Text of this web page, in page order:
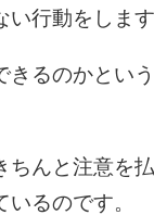
行動をします
るのかとい
んと注意を
るのです。